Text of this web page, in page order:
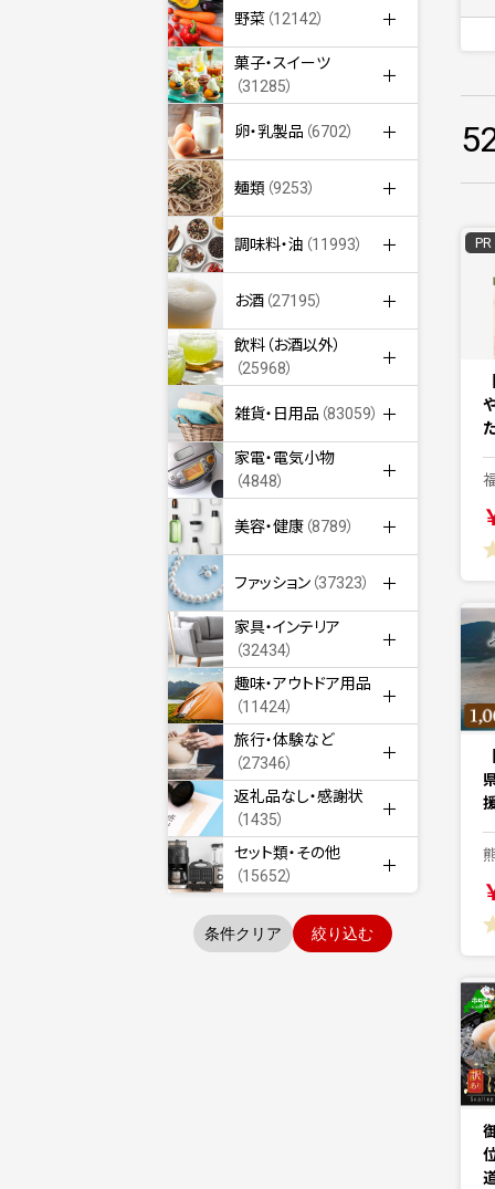
野菜 （12142）
菓子・スイーツ
（31285）
卵・乳製品 （6702）
麺類 （9253）
調味料・油 （11993）
お酒 （27195）
飲料（お酒以外）
（25968）
雑貨・日用品 （83059）
家電・電気小物
（4848）
美容・健康 （8789）
ファッション （37323）
家具・インテリア
（32434）
趣味・アウトドア用品
（11424）
旅行・体験など
（27346）
返礼品なし・感謝状
（1435）
セット類・その他
（15652）
条件クリア 絞り込む
PR